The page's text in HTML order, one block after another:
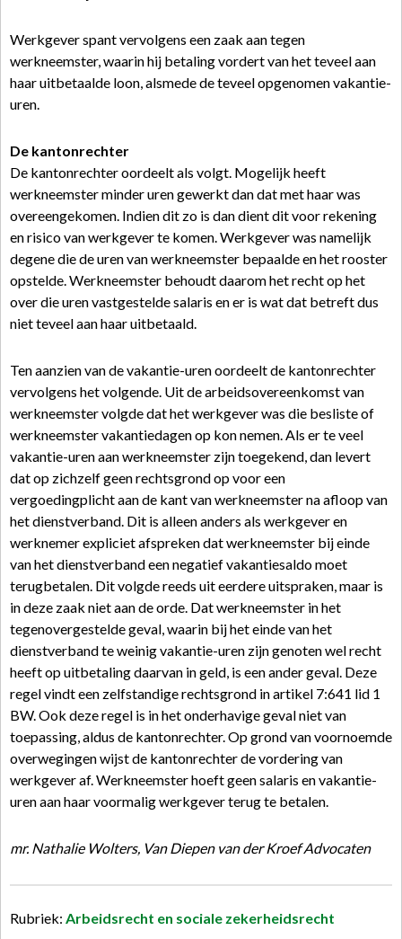
Werkgever spant vervolgens een zaak aan tegen
werkneemster, waarin hij betaling vordert van het teveel aan
haar uitbetaalde loon, alsmede de teveel opgenomen vakantie-
uren.
De kantonrechter
De kantonrechter oordeelt als volgt. Mogelijk heeft
werkneemster minder uren gewerkt dan dat met haar was
overeengekomen. Indien dit zo is dan dient dit voor rekening
en risico van werkgever te komen. Werkgever was namelijk
degene die de uren van werkneemster bepaalde en het rooster
opstelde. Werkneemster behoudt daarom het recht op het
over die uren vastgestelde salaris en er is wat dat betreft dus
niet teveel aan haar uitbetaald.
Ten aanzien van de vakantie-uren oordeelt de kantonrechter
vervolgens het volgende. Uit de arbeidsovereenkomst van
werkneemster volgde dat het werkgever was die besliste of
werkneemster vakantiedagen op kon nemen. Als er te veel
vakantie-uren aan werkneemster zijn toegekend, dan levert
dat op zichzelf geen rechtsgrond op voor een
vergoedingplicht aan de kant van werkneemster na afloop van
het dienstverband. Dit is alleen anders als werkgever en
werknemer expliciet afspreken dat werkneemster bij einde
van het dienstverband een negatief vakantiesaldo moet
terugbetalen. Dit volgde reeds uit eerdere uitspraken, maar is
in deze zaak niet aan de orde. Dat werkneemster in het
tegenovergestelde geval, waarin bij het einde van het
dienstverband te weinig vakantie-uren zijn genoten wel recht
heeft op uitbetaling daarvan in geld, is een ander geval. Deze
regel vindt een zelfstandige rechtsgrond in artikel 7:641 lid 1
BW. Ook deze regel is in het onderhavige geval niet van
toepassing, aldus de kantonrechter. Op grond van voornoemde
overwegingen wijst de kantonrechter de vordering van
werkgever af. Werkneemster hoeft geen salaris en vakantie-
uren aan haar voormalig werkgever terug te betalen.
mr. Nathalie Wolters, Van Diepen van der Kroef Advocaten
Rubriek: Arbeidsrecht en sociale zekerheidsrecht